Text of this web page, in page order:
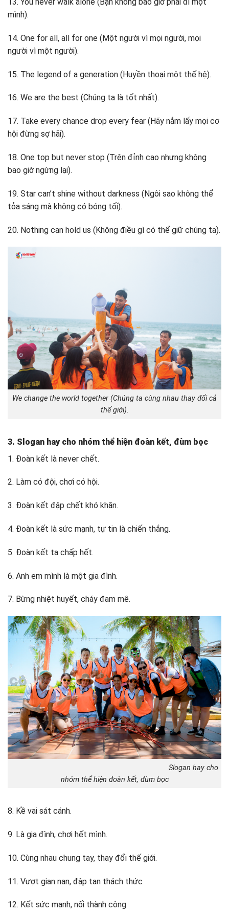
mình).
14. One for all, all for one (Một người vì mọi người, mọi
người vì một người).
15. The legend of a generation (Huyền thoại một thế hệ).
16. We are the best (Chúng ta là tốt nhất).
17. Take every chance drop every fear (Hãy nắm lấy mọi cơ
hội đừng sợ hãi).
18. One top but never stop (Trên đỉnh cao nhưng không
bao giờ ngừng lại).
19. Star can’t shine without darkness (Ngôi sao không thể
tỏa sáng mà không có bóng tối).
20. Nothing can hold us (Không điều gì có thể giữ chúng ta).
We change the world together (Chúng ta cùng nhau thay đổi cả
thế giới).
3. Slogan hay cho nhóm thể hiện đoàn kết, đùm bọc
1. Đoàn kết là never chết.
2. Làm có đội, chơi có hội.
3. Đoàn kết đập chết khó khăn.
4. Đoàn kết là sức mạnh, tự tin là chiến thắng.
5. Đoàn kết ta chấp hết.
6. Anh em mình là một gia đình.
7. Bừng nhiệt huyết, cháy đam mê.
Slogan hay cho
nhóm thể hiện đoàn kết, đùm bọc
8. Kề vai sát cánh.
9. Là gia đình, chơi hết mình.
10. Cùng nhau chung tay, thay đổi thế giới.
11. Vượt gian nan, đập tan thách thức
12. Kết sức mạnh, nối thành công